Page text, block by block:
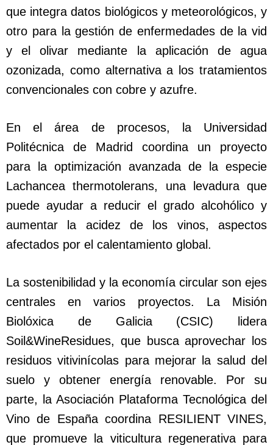
que integra datos biológicos y meteorológicos, y
otro para la gestión de enfermedades de la vid
y el olivar mediante la aplicación de agua
ozonizada, como alternativa a los tratamientos
convencionales con cobre y azufre.
En el área de procesos, la Universidad
Politécnica de Madrid coordina un proyecto
para la optimización avanzada de la especie
Lachancea thermotolerans, una levadura que
puede ayudar a reducir el grado alcohólico y
aumentar la acidez de los vinos, aspectos
afectados por el calentamiento global.
La sostenibilidad y la economía circular son ejes
centrales en varios proyectos. La Misión
Biolóxica de Galicia (CSIC) lidera
Soil&WineResidues, que busca aprovechar los
residuos vitivinícolas para mejorar la salud del
suelo y obtener energía renovable. Por su
parte, la Asociación Plataforma Tecnológica del
Vino de España coordina RESILIENT VINES,
que promueve la viticultura regenerativa para